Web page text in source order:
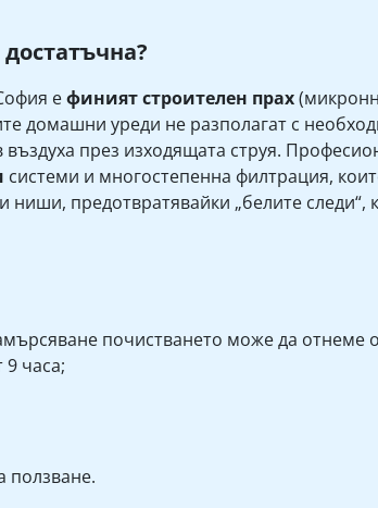
ефиният строителен прах
домашни уреди не разполагат с
през изходящата струя.
системи и многостепенна филтрация,
предотвратявайки „белите следи“,
почистването може да отнеме
часа;
ползване.